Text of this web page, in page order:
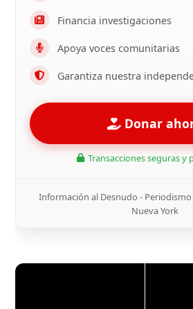
Financia investigaciones
Apoya voces comunitarias
Garantiza nuestra
Donar
Transacciones seguras y
Información al Desnudo -
Nueva York